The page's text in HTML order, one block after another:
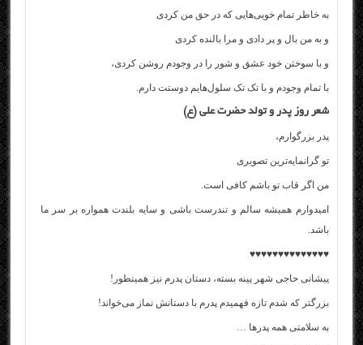
به خاطر تمام خوبی‌هایی که در حق من کردی
و به من بال و پر دادی و مرا بالنده کردی
و با سوختن خود عشق و شور را در وجودم روشن کردی،
با تمام وجودم و با تک تک سلول‌هایم دوستت دارم.
شعر روز پدر و تولد حضرت علی (ع)
پدر بزرگوارم،
تو گرانمایه‌ترین تصویری
من اگر قاب تو باشم کافی است.
امیدوارم همیشه سالم و تندرست باشی و سایه بلندت همواره بر سر ما
باشد.
♥♥♥♥♥♥♥♥♥♥♥♥♥♥
پیشانی حاجی شهر پینه بسته، دستان پدرم نیز همینطور!
بزرگتر که شدم تازه فهمیدم پدرم با دستانش نماز می‌خواند!
به سلامتی همه پدرها …